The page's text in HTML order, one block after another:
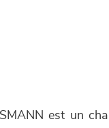
est un